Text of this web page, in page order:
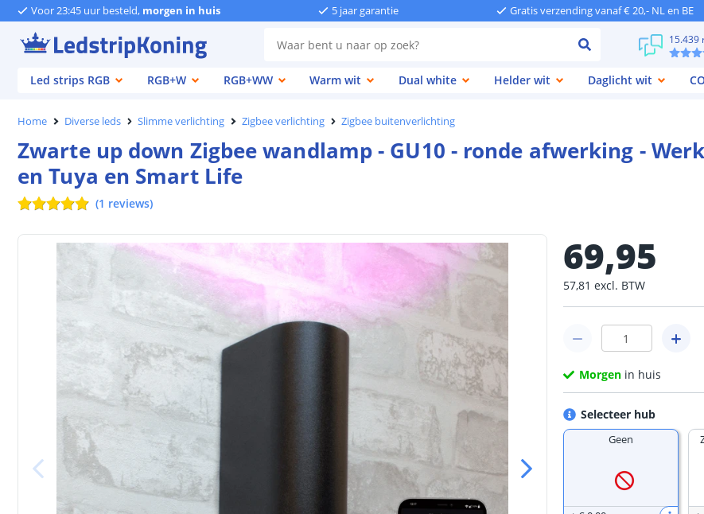
Voor 23:45 uur besteld, morgen in huis 5 jaar garantie Gratis verzending vanaf € 20,- NL en BE
15.439
Led strips RGB
RGB+W RGB+WW Warm wit Dual white Helder wit Daglicht wit
Home Diverse leds Slimme verlichting Zigbee verlichting Zigbee buitenverlichting
Zwarte up down Zigbee wandlamp - GU10 - ronde afwerking -
en Tuya en Smart Life
(1 reviews)
69,95
57,81 excl. BTW
Morgen in huis
Selecteer hub
Geen